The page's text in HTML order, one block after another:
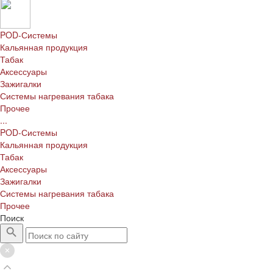
POD-Системы
Кальянная продукция
Табак
Аксессуары
Зажигалки
Системы нагревания табака
Прочее
...
POD-Системы
Кальянная продукция
Табак
Аксессуары
Зажигалки
Системы нагревания табака
Прочее
Поиск